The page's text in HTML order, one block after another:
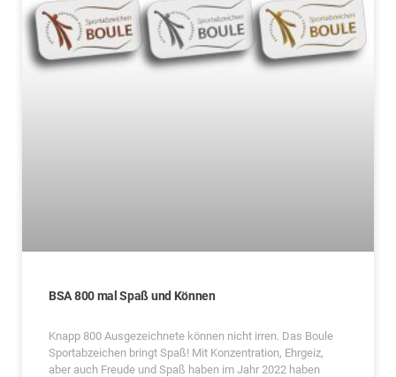
BSA 800 mal Spaß und Können
Knapp 800 Ausgezeichnete können nicht irren. Das Boule
Sportabzeichen bringt Spaß! Mit Konzentration, Ehrgeiz,
aber auch Freude und Spaß haben im Jahr 2022 haben